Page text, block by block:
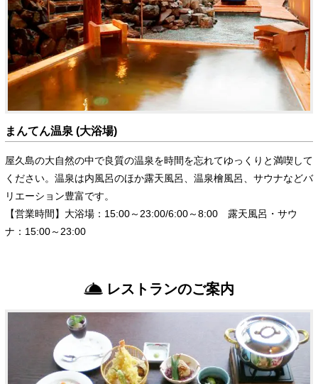
まんてん温泉 (大浴場)
屋久島の大自然の中で良質の温泉を時間を忘れてゆっくりと満喫して
ください。温泉は内風呂のほか露天風呂、温泉檜風呂、サウナなどバ
リエーション豊富です。
【営業時間】大浴場：15:00～23:00/6:00～8:00 露天風呂・サウ
ナ：15:00～23:00
レストランのご案内